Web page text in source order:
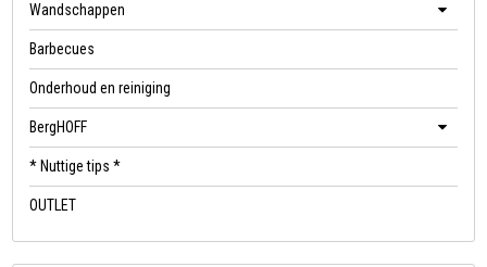
Wandschappen
Barbecues
Onderhoud en reiniging
BergHOFF
* Nuttige tips *
OUTLET